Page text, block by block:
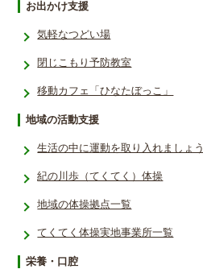
お出かけ支援
気軽なつどい場
閉じこもり予防教室
移動カフェ「ひなたぼっこ」
地域の活動支援
生活の中に運動を取り入れましょう
紀の川歩（てくてく）体操
地域の体操拠点一覧
てくてく体操実地事業所一覧
栄養・口腔